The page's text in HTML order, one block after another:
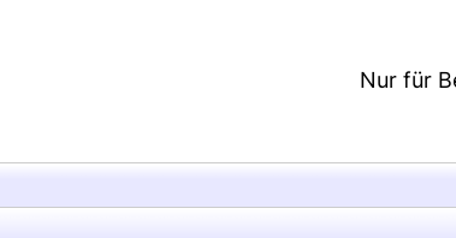
Nur für